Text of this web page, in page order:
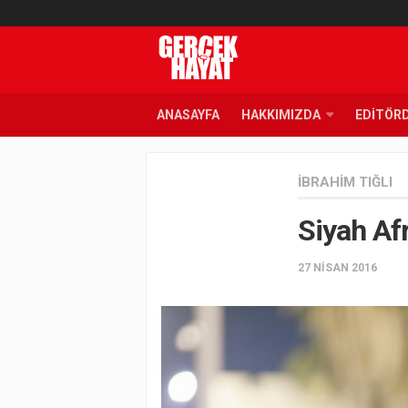
ANASAYFA HAKKIMIZDA
İBRAHIM TIĞLI
Siyah
27 NISAN 2016